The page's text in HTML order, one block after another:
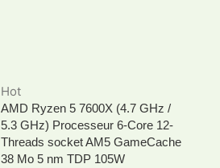
Hot
AMD Ryzen 5 7600X (4.7 GHz /
5.3 GHz) Processeur 6-Core 12-
Threads socket AM5 GameCache
38 Mo 5 nm TDP 105W